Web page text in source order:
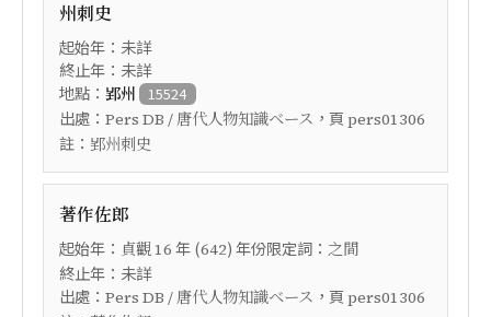
州刺史
起始年：未詳
終止年：未詳
地點： 郢州 15524
出處： Pers DB / 唐代人物知識ベース ，頁 pers01306
註： 郢州刺史
著作佐郎
起始年： 貞觀16 年 (642) 年份限定詞： 之間
終止年：未詳
出處： Pers DB / 唐代人物知識ベース ，頁 pers01306